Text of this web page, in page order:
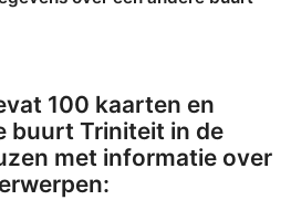
100 kaarten en
buurt Triniteit in de
met informatie over